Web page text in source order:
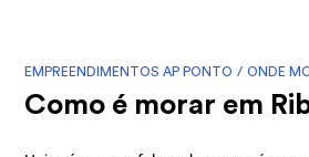
EMPREENDIMENTOS AP PONTO / ONDE
Como é morar em